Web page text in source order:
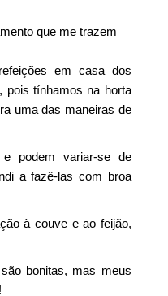
que me trazem
em casa dos
pois tínhamos na horta
uma das maneiras de
podem variar-se de
a fazê-las com broa
à couve e ao feijão,
bonitas, mas meus